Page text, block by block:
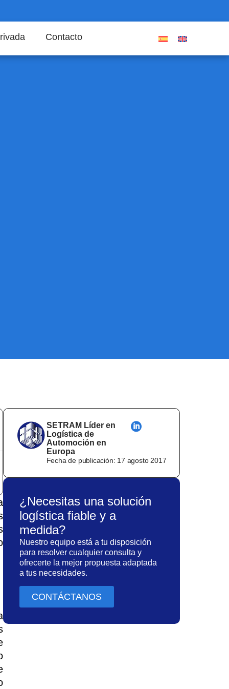
Contacto
SETRAM Líder en
Logística de
Automoción en
Europa
Fecha de publicación: 17 agosto 2017
¿Necesitas una solución
logística fiable y a
medida?
Nuestro equipo está a tu disposición
para resolver cualquier consulta y
ofrecerte la mejor propuesta adaptada
a tus necesidades.
CONTÁCTANOS